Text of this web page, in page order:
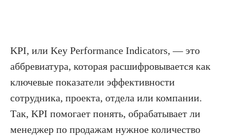
KPI, или Key Performance Indicators, — это
аббревиатура, которая расшифровывается как
ключевые показатели эффективности
сотрудника, проекта, отдела или компании.
Так, KPI помогает понять, обрабатывает ли
менеджер по продажам нужное количество